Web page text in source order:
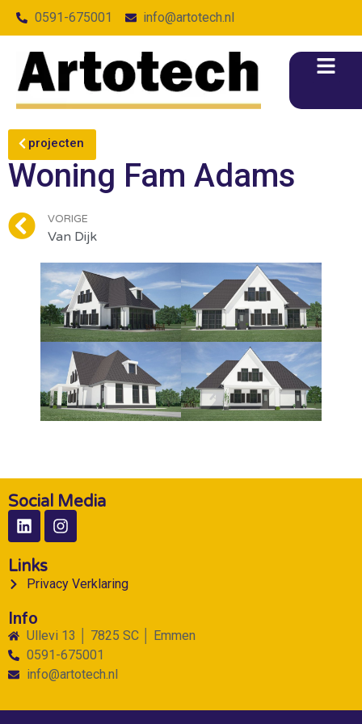
0591-675001 info@artotech.nl
projecten
Woning Fam Adams
VORIGE
Van Dijk
Social Media
Links
Privacy Verklaring
Info
Ullevi 13 │ 7825 SC │ Emmen
0591-675001
info@artotech.nl